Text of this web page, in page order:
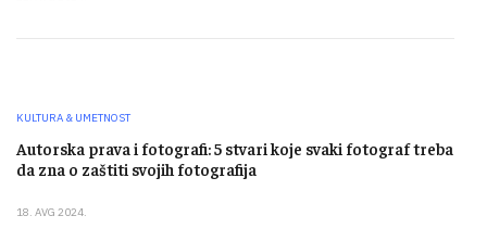
KULTURA & UMETNOST
Autorska prava i fotografi: 5 stvari koje svaki fotograf treba
da zna o zaštiti svojih fotografija
18. AVG 2024.